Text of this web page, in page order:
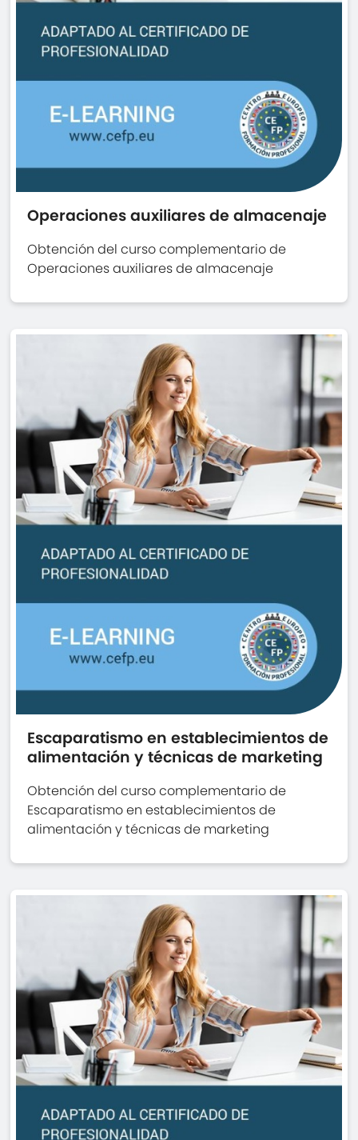
Operaciones auxiliares de almacenaje
Obtención del curso complementario de
Operaciones auxiliares de almacenaje
Escaparatismo en establecimientos de
alimentación y técnicas de marketing
Obtención del curso complementario de
Escaparatismo en establecimientos de
alimentación y técnicas de marketing